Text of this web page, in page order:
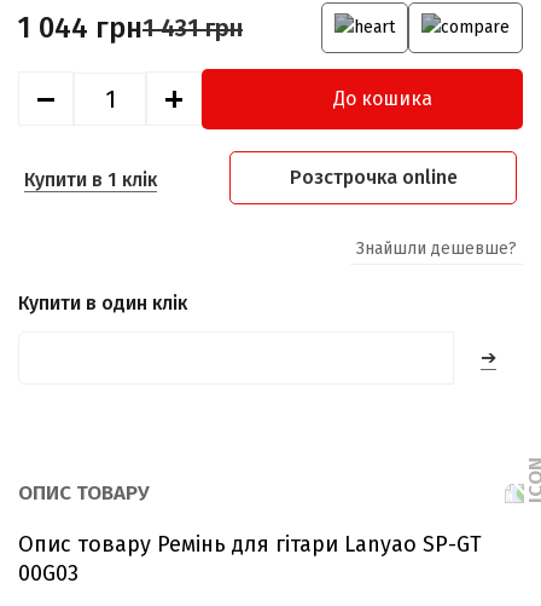
1 044 грн1 431 грн
До кошика
Купити в 1 клік Розстрочка online
Знайшли дешевше?
Купити в один клік
➔
ОПИС ТОВАРУ
Опис товару Ремінь для гітари Lanyao SP-GT
00G03